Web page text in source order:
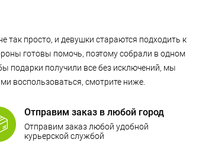
так просто, и девушки стараются подходить к
готовы помочь, поэтому собрали в одном
подарки получили все без исключений, мы
воспользоваться, смотрите ниже.
Отправим заказ в любой город
Отправим заказ любой удобной
курьерской службой